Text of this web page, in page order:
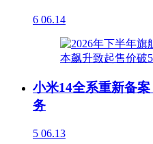
6 06.14
小米14全系重新备
务
5 06.13